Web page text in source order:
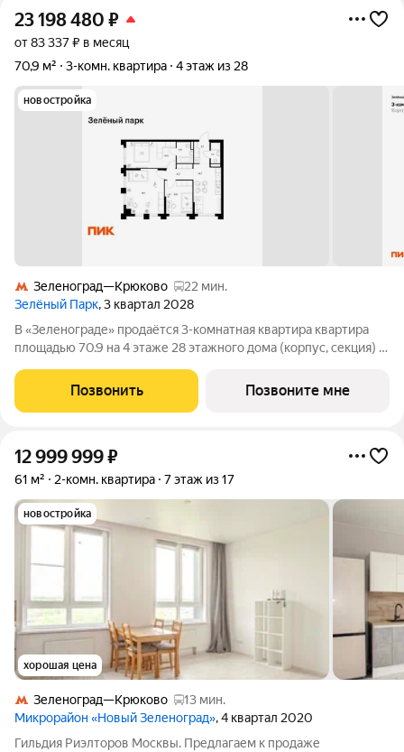
23 198 480 ₽
от 83 337 ₽ в месяц
70,9 м²
3-комн. квартира 4 этаж из 28
новостройка
Зеленоград—Крюково
22 мин.
Зелёный Парк, 3 квартал 2028
В «Зеленограде» продаётся 3-комнатная квартира квартира
площадью 70.9 на 4 этаже 28 этажного дома (корпус, секция) в
минут пешком до МЦД-3 «Зеленоград-Крюково». 3 минуты на
автомобиле до
Позвонить Позвоните мне
12 999 999₽
61 м² 2-комн. квартира 7 этаж из 17
новостройка
хорошая цена
Зеленоград—Крюково
13 мин.
Микрорайон «Новый Зеленоград», 4 квартал 2020
Гильдия Риэлтоpов Моcквы. Предлагаем к пpодaже